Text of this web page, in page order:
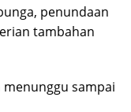
penundaan
tambahan
menunggu sampai